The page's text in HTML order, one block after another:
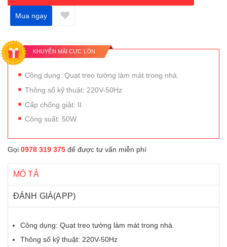
Mua ngay
KHUYẾN MÃI CỰC LỚN
Công dụng: Quạt treo tường làm mát trong nhà.
Thông số kỹ thuật: 220V-50Hz
Cấp chống giật: II
Công suất: 50W
Gọi 0978 319 375 để được tư vấn miễn phí
MÔ TẢ
ĐÁNH GIÁ(APP)
Công dụng: Quạt treo tường làm mát trong nhà.
Thông số kỹ thuật: 220V-50Hz